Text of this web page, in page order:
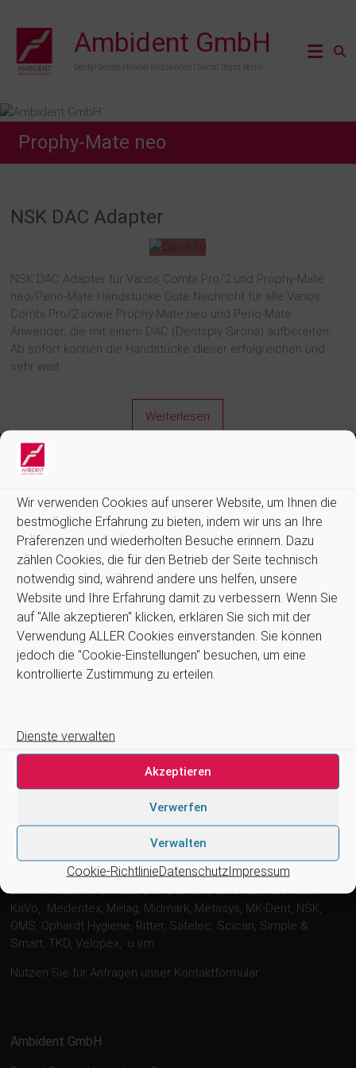
Wir verwenden Cookies auf unserer Website, um Ihnen die
bestmögliche Erfahrung zu bieten, indem wir uns an Ihre
Präferenzen und wiederholten Besuche erinnern. Dazu
zählen Cookies, die für den Betrieb der Seite technisch
notwendig sind, während andere uns helfen, unsere
Website und Ihre Erfahrung damit zu verbessern. Wenn Sie
auf "Alle akzeptieren" klicken, erklären Sie sich mit der
Verwendung ALLER Cookies einverstanden. Sie können
jedoch die "Cookie-Einstellungen" besuchen, um eine
kontrollierte Zustimmung zu erteilen.
Dienste verwalten
Akzeptieren
Verwerfen
Verwalten
Cookie-RichtlinieDatenschutzImpressum
Inhalt
springen
Ambident GmbH
Dental Geräte Handel und Service | Dental Depot Berlin
Prophy-Mate neo
NSK DAC Adapter
NSK DAC Adapter für Varios Combi Pro/2 und Prophy-Mate
neo/Perio-Mate Handstücke Gute Nachricht für alle Varios
Combi Pro/2 sowie Prophy-Mate neo und Perio-Mate
Anwender, die mit einem DAC (Dentsply Sirona) aufbereiten.
Ab sofort können die Handstücke dieser erfolgreichen und
sehr weit
Weiterlesen
Datenschutz
Kontakt
Newsletter
Zahlung und Versand
Stellenangebote
Cookie-Richtlinie (EU)
Suchen
Wir arbeiten zusammen mit …
4tek, Acteon, Ancar, A-dec, Adenysy, Alpro, Astra, Belmont,
Bien Air, Cattani, Chirana, DCI, Dürr, ETI, Euronda, Faro, Gcomm,
KaVo, Medentex, Melag, Midmark, Metasys, MK-Dent, NSK,
OMS, Ophardt Hygiene, Ritter, Satelec, Scican, Simple &
Smart, TKD, Velopex, u.v.m
Nutzen Sie für Anfragen unser Kontaktformular.
Ambident GmbH